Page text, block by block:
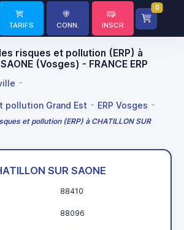
TARIFS CONN. INSCR
0
risques et pollution (ERP) à
(Vosges) - FRANCE ERP
pollution Grand Est ERP Vosges
et pollution (ERP) à CHATILLON SUR
SUR SAONE
88410
88096